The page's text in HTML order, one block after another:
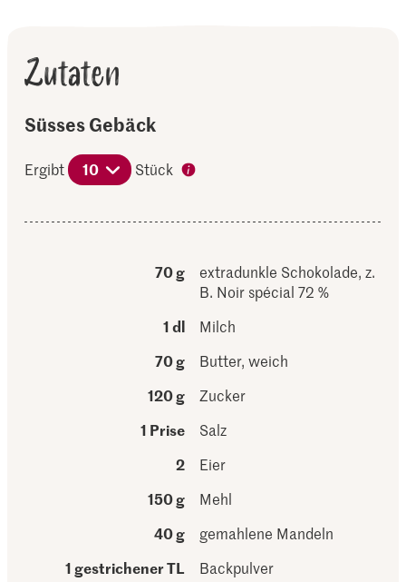
Zutaten
Süsses Gebäck
Ergibt 10 Stück
70 g
extradunkle Schokolade, z.
B. Noir spécial 72 %
1 dl
Milch
70 g
Butter, weich
120 g
Zucker
1 Prise
Salz
2
Eier
150 g
Mehl
40 g
gemahlene Mandeln
1 gestrichener TL
Backpulver